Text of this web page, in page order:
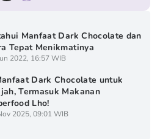
Manfaat Dark Chocolate dan
Tepat Menikmatinya
2022, 16:57 WIB
Dark Chocolate untuk
Termasuk Makanan
Lho!
2025, 09:01 WIB